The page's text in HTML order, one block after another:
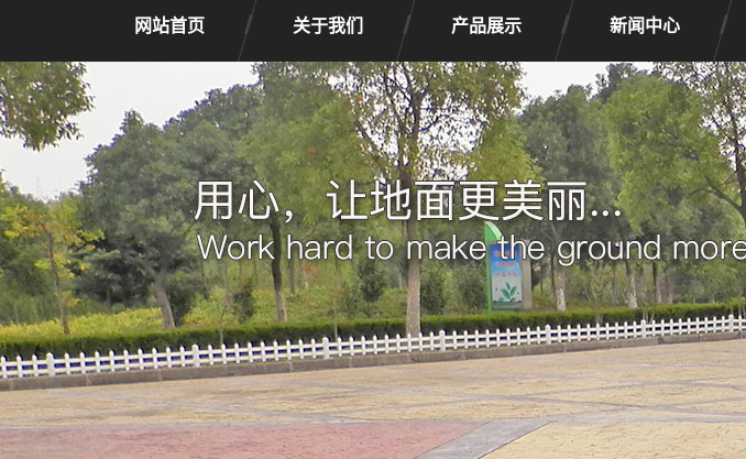
网站首页 关于我们 产品展示 新闻中心